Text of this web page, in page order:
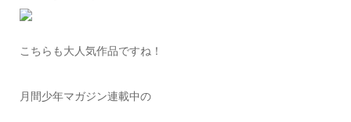
こちらも大人気作品ですね！
月間少年マガジン連載中の